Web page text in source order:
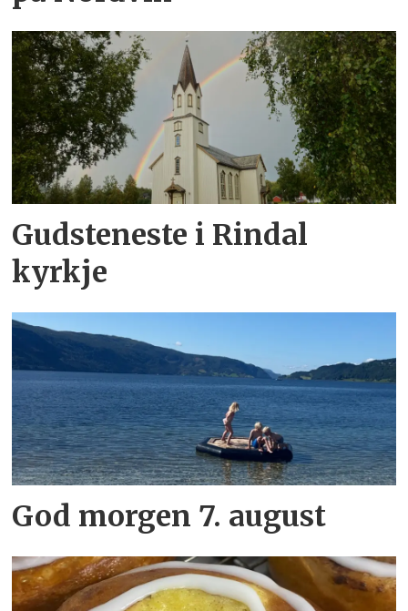
Gudsteneste i Rindal
kyrkje
God morgen 7. august